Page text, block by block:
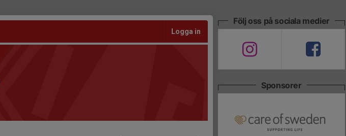
Logga in
Följ oss på sociala medier
Sponsorer